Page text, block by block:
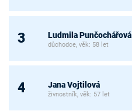
3 Ludmila Punčochářová
důchodce, věk: 58 let
4 Jana Vojtilová
živnostník, věk: 57 let